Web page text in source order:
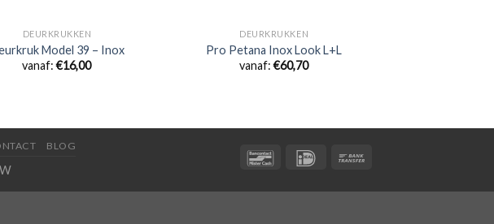
DEURKRUKKEN
Model 39 – Inox
vanaf:€16,00
DEURKRUKKEN
Pro Petana Inox Look L+L
vanaf:€60,70
BLOG